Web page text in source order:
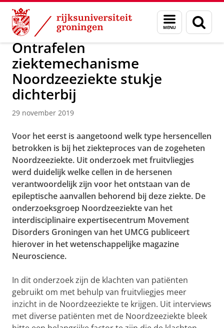
Skip
Content
Skip
Navigation
Menu
en
zoeken
Over ons Actueel Nieuws Nieuwsberichten
Ontrafelen
ziektemechanisme
Noordzeeziekte stukje
dichterbij
29 november 2019
Voor het eerst is aangetoond welk type hersencellen
betrokken is bij het ziekteproces van de zogeheten
Noordzeeziekte. Uit onderzoek met fruitvliegjes
werd duidelijk welke cellen in de hersenen
verantwoordelijk zijn voor het ontstaan van de
epileptische aanvallen behorend bij deze ziekte. De
onderzoeksgroep Noordzeeziekte van het
interdisciplinaire expertisecentrum Movement
Disorders Groningen van het UMCG publiceert
hierover in het wetenschappelijke magazine
Neuroscience.
In dit onderzoek zijn de klachten van patiënten
gebruikt om met behulp van fruitvliegjes meer
inzicht in de Noordzeeziekte te krijgen. Uit interviews
met diverse patiënten met de Noordzeeziekte bleek